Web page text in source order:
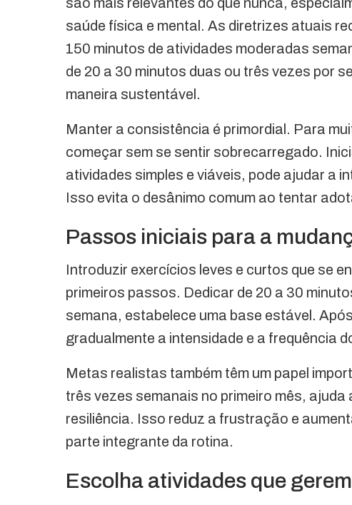
saúde física e mental. As diretrizes atuais
150 minutos de atividades moderadas
de 20 a 30 minutos duas ou três vezes por
maneira sustentável.
Manter a consistência é primordial. Para
começar sem se sentir sobrecarregado.
atividades simples e viáveis, pode ajudar a
Isso evita o desânimo comum ao tentar
Passos iniciais para a
Introduzir exercícios leves e curtos que se
primeiros passos. Dedicar de 20 a 30
semana, estabelece uma base estável.
gradualmente a intensidade e a frequência
Metas realistas também têm um papel
três vezes semanais no primeiro mês,
resiliência. Isso reduz a frustração e
parte integrante da rotina.
Escolha atividades que